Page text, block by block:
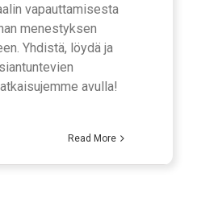
vapauttamisesta
menestyksen
Yhdistä, löydä ja
avulla!
Read More